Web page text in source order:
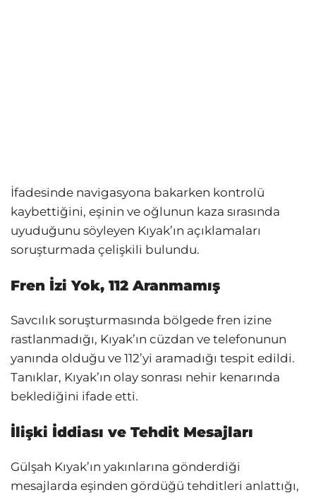
İfadesinde navigasyona bakarken kontrolü
kaybettiğini, eşinin ve oğlunun kaza sırasında
uyuduğunu söyleyen Kıyak’ın açıklamaları
soruşturmada çelişkili bulundu.
Fren İzi Yok, 112 Aranmamış
Savcılık soruşturmasında bölgede fren izine
rastlanmadığı, Kıyak’ın cüzdan ve telefonunun
yanında olduğu ve 112’yi aramadığı tespit edildi.
Tanıklar, Kıyak’ın olay sonrası nehir kenarında
beklediğini ifade etti.
İlişki İddiası ve Tehdit Mesajları
Gülşah Kıyak’ın yakınlarına gönderdiği
mesajlarda eşinden gördüğü tehditleri anlattığı,